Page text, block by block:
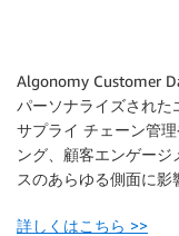
Algonomy Customer
パーソナライズされた
サプライ チェーン管
ング、顧客エンゲー
スのあらゆる側面に影
詳しくはこちら >>